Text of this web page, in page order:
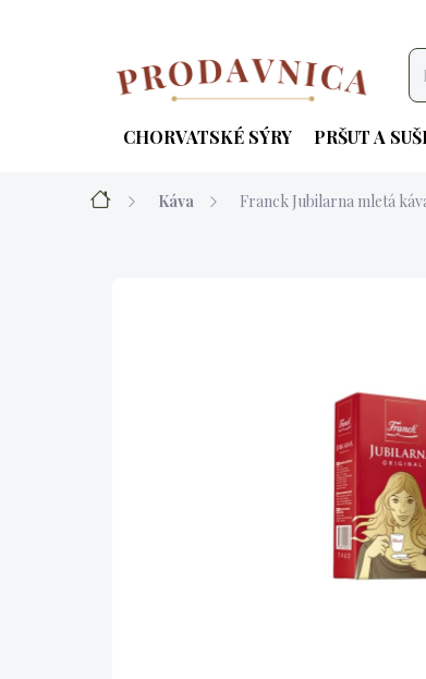
CHORVATSKÉ SÝRY PRŠUT A
Domů Káva Franck Jubilarna mletá